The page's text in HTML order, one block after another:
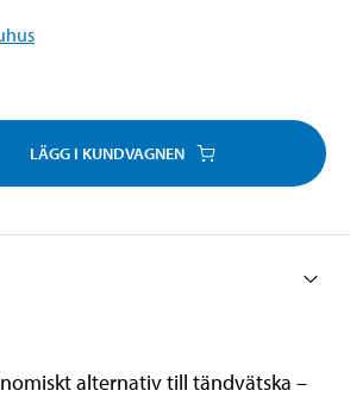
LÄGG I KUNDVAGNEN
alternativ till tändvätska –